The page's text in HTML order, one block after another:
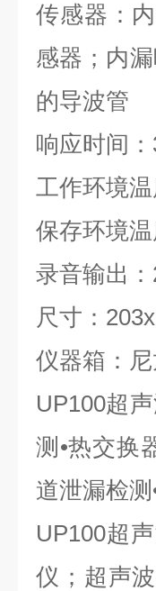
传感器：
感器；内
的导波管
响应时间
工作环境
保存环境
录音输出
尺寸：
仪器箱：
UP100超
测•热交换
道泄漏检测
UP100超
仪；超声